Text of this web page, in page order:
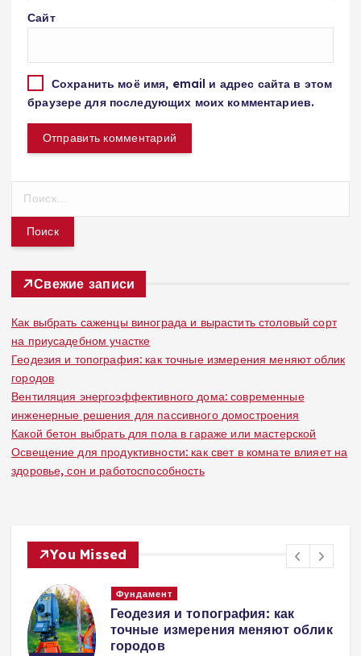
Сайт
Сохранить моё имя, email и адрес сайта в этом
браузере для последующих моих комментариев.
т
Свежие записи
Как выбрать саженцы винограда и вырастить столовый сорт
на приусадебном участке
Геодезия и топография: как точные измерения меняют облик
городов
Вентиляция энергоэффективного дома: современные
инженерные решения для пассивного домостроения
Какой бетон выбрать для пола в гараже или мастерской
Освещение для продуктивности: как свет в комнате влияет на
здоровье, сон и работоспособность
You Missed
Фундамент
Геодезия и топография: как
точные измерения меняют облик
городов